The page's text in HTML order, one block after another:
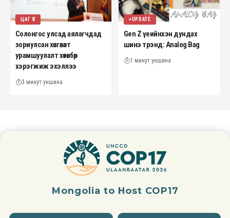
ЦАГ ҮЕ
Солонгос улсад аялагчдад
зориулсан хөнгөлөлт
урамшуулалт хөтөлбөр
хэрэгжиж эхэллээ
3 минут уншина
+UPDATE
Gen Z үеийнхэн дундах
шинэ трэнд: Analog Bag
1 минут уншина
Mongolia to Host COP17